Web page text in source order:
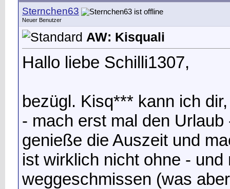
Sternchen63
Neuer Benutzer
AW: Kisquali
Hallo liebe Schilli1307,
bezügl. Kisq*** kann ich
- mach erst mal den
genieße die Auszeit und
ist wirklich nicht ohne -
weggeschmissen (was